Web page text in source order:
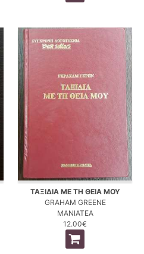
ΤΑΞΙΔΙΑ ΜΕ ΤΗ ΘΕΙΑ ΜΟΥ
GRAHAM GREENE
ΜΑΝΙΑΤΕΑ
12.00€